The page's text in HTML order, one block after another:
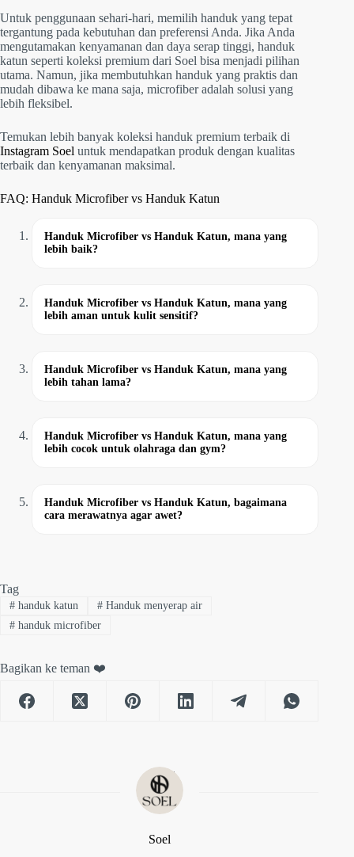
Untuk penggunaan sehari-hari, memilih handuk yang tepat
tergantung pada kebutuhan dan preferensi Anda. Jika Anda
mengutamakan kenyamanan dan daya serap tinggi, handuk
katun seperti koleksi premium dari Soel bisa menjadi pilihan
utama. Namun, jika membutuhkan handuk yang praktis dan
mudah dibawa ke mana saja, microfiber adalah solusi yang
lebih fleksibel.
Temukan lebih banyak koleksi handuk premium terbaik di
Instagram Soel untuk mendapatkan produk dengan kualitas
terbaik dan kenyamanan maksimal.
FAQ: Handuk Microfiber vs Handuk Katun
Handuk Microfiber vs Handuk Katun, mana yang
lebih baik?
Handuk Microfiber vs Handuk Katun, mana yang
lebih aman untuk kulit sensitif?
Handuk Microfiber vs Handuk Katun, mana yang
lebih tahan lama?
Handuk Microfiber vs Handuk Katun, mana yang
lebih cocok untuk olahraga dan gym?
Handuk Microfiber vs Handuk Katun, bagaimana
cara merawatnya agar awet?
Tag
#handuk katun #Handuk menyerap air
#handuk microfiber
Bagikan ke teman ❤️
Soel